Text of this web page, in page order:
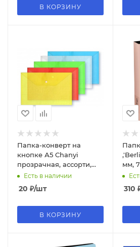
В КОРЗИНУ
Папка-конверт на
кнопке А5 Chanyi
прозрачная, ассорти,
AR-209-A5, CY209-A5
Есть в наличии
20 ₽/шт
В КОРЗИНУ
мм,
310